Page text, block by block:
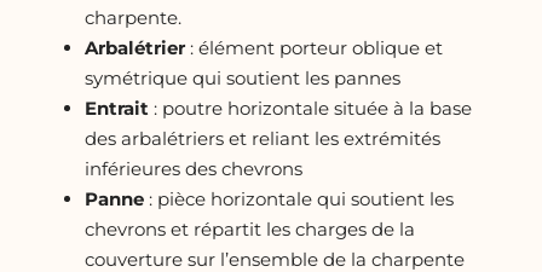
charpente.
Arbalétrier : élément porteur oblique et
symétrique qui soutient les pannes
Entrait : poutre horizontale située à la base
des arbalétriers et reliant les extrémités
inférieures des chevrons
Panne : pièce horizontale qui soutient les
chevrons et répartit les charges de la
couverture sur l’ensemble de la charpente